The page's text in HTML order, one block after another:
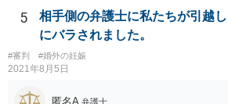
は、あなたに対する嫌がらせだった可能性も
ういう男はDV・虐待系の男には珍しくありま
親の権利ではなく、『子どものため』のもの
（自分の気持ちを言える年齢）を考えても、
要もありません。 相手から面会交流を行うこ
ったときに対応すれば十分だと思います。 仮
5
相手側の弁護士に私たちが引越
にバラされました。
#審判 #婚外の妊娠
2021年8月5日
匿名A 弁護士